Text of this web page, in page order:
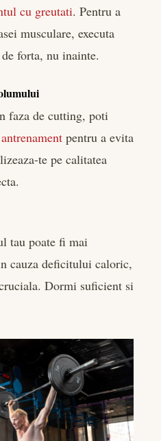
cu greutati. Pentru a
musculare, executa
forta, nu inainte.
faza de cutting, poti
pentru a evita
te pe calitatea
tau poate fi mai
cauza deficitului caloric,
Dormi suficient si